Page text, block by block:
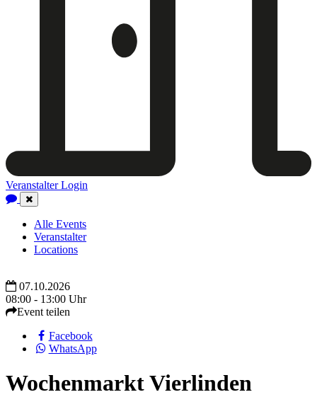
Veranstalter Login
Close
Navigation
Alle Events
Veranstalter
Locations
07.10.2026
08:00 - 13:00 Uhr
Event teilen
Facebook
WhatsApp
Wochenmarkt Vierlinden